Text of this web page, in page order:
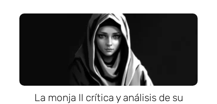
La monja II crítica y análisis de su